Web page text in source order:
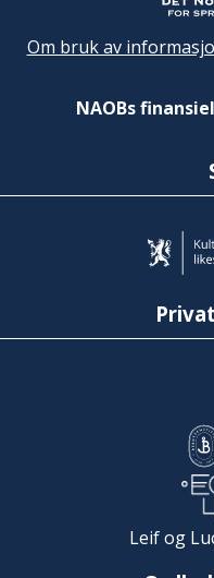
Om bruk av
NAOBs
Leif og